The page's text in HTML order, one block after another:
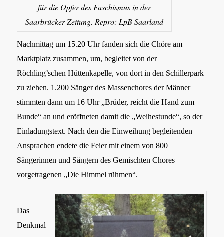
für die Opfer des Faschismus in der
Saarbrücker Zeitung. Repro: LpB Saarland
Nachmittag um 15.20 Uhr fanden sich die Chöre am
Marktplatz zusammen, um, begleitet von der
Röchling’schen Hüttenkapelle, von dort in den Schillerpark
zu ziehen. 1.200 Sänger des Massenchores der Männer
stimmten dann um 16 Uhr „Brüder, reicht die Hand zum
Bunde“ an und eröffneten damit die „Weihestunde“, so der
Einladungstext. Nach den die Einweihung begleitenden
Ansprachen endete die Feier mit einem von 800
Sängerinnen und Sängern des Gemischten Chores
vorgetragenen „Die Himmel rühmen“.
Das
Denkmal